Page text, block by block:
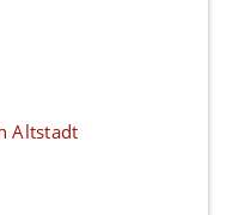
Altstadt